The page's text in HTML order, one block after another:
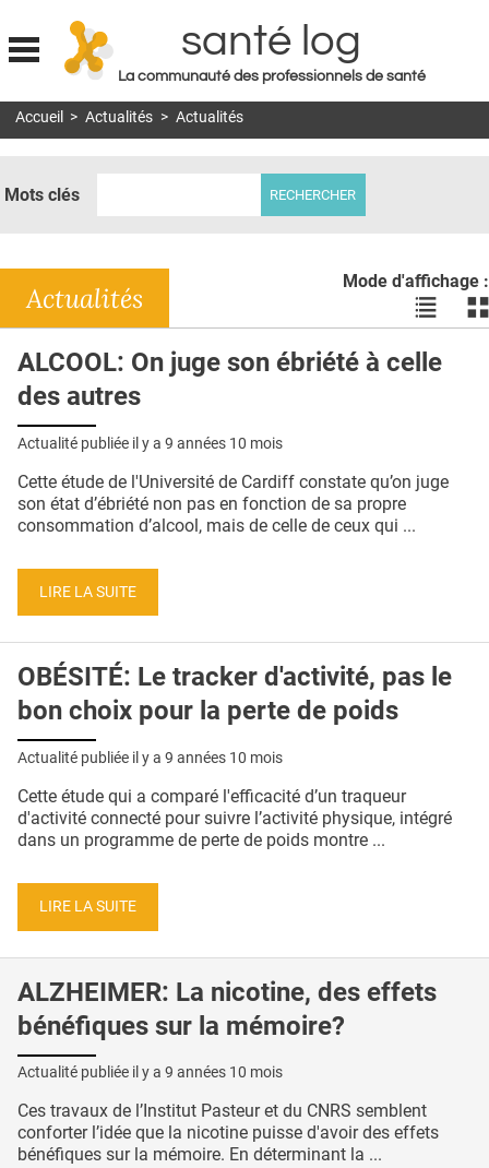
Jump to navigation
santé log
La communauté des professionnels de santé
MON COMPTE
DOSSIERS
RÉSEAUX
E-REVUE SAD
QUI SOMMES-NOUS ?
CONDITIONS GÉNÉRALES
CRÉDITS
Accueil > Actualités > Actualités
Mots clés
Mode d'affichage :
Voir
les
en
les
Actualités
ALCOOL: On juge son ébriété à celle
des autres
Actualité publiée il y a 9 années 10 mois
Cette étude de l'Université de Cardiff constate qu’on juge
son état d’ébriété non pas en fonction de sa propre
consommation d’alcool, mais de celle de ceux qui ...
LIRE LA SUITE
OBÉSITÉ: Le tracker d'activité, pas le
bon choix pour la perte de poids
Actualité publiée il y a 9 années 10 mois
Cette étude qui a comparé l'efficacité d’un traqueur
d'activité connecté pour suivre l’activité physique, intégré
dans un programme de perte de poids montre ...
LIRE LA SUITE
ALZHEIMER: La nicotine, des effets
bénéfiques sur la mémoire?
Actualité publiée il y a 9 années 10 mois
Ces travaux de l’Institut Pasteur et du CNRS semblent
conforter l’idée que la nicotine puisse d'avoir des effets
bénéfiques sur la mémoire. En déterminant la ...